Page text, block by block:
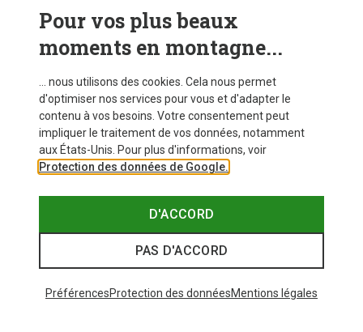
Vous économisez 62% Vous économisez 63%
Pour vos plus beaux
moments en montagne...
... nous utilisons des cookies. Cela nous permet
d'optimiser nos services pour vous et d'adapter le
contenu à vos besoins. Votre consentement peut
impliquer le traitement de vos données, notamment
aux États-Unis. Pour plus d'informations, voir
Protection des données de Google.
D'ACCORD
PAS D'ACCORD
PréférencesProtection des donnéesMentions légales